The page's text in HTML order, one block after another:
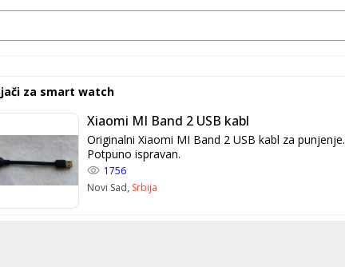
za smart watch
Xiaomi MI Band 2 USB kabl
Originalni Xiaomi MI Band 2 USB kabl za punjenje.
Potpuno ispravan.
1756
Novi Sad, Srbija